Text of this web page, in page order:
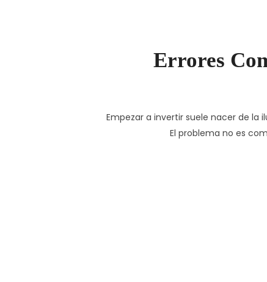
Errores
Empezar a invertir suele nacer de la
El problema no es